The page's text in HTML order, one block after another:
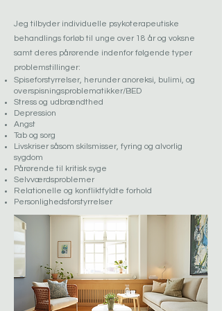
Jeg tilbyder individuelle psykoterapeutiske
behandlings forløb til unge over 18 år og voksne
samt deres pårørende indenfor følgende typer
problemstillinger:
Spiseforstyrrelser, herunder anoreksi, bulimi, og
overspisningsproblematikker/BED
Stress og udbrændthed
Depression
Angst
Tab og sorg
Livskriser såsom skilsmisser, fyring og alvorlig
sygdom
Pårørende til kritisk syge
Selvværdsproblemer
Relationelle og konfliktfyldte forhold
Personlighedsforstyrrelser